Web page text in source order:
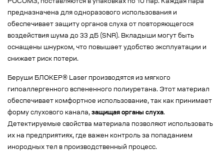
РОСОМЗ, поставляются в упаковках по 10 пар. Каждая пара
предназначена для одноразового использования и
обеспечивает защиту органов слуха от повторяющегося
воздействия шума до 33 дБ (SNR). Вкладыши могут быть
оснащены шнурком, что повышает удобство эксплуатации и
снижает риск потери.
Беруши БЛОКЕР® Laser производятся из мягкого
гипоаллергенного вспененного полиуретана. Этот материал
обеспечивает комфортное использование, так как принимает
форму слухового канала, защищая органы слуха.
Детектируемые свойства материала позволяют использовать
их на предприятиях, где важен контроль за попаданием
инородных тел в производственный процесс.